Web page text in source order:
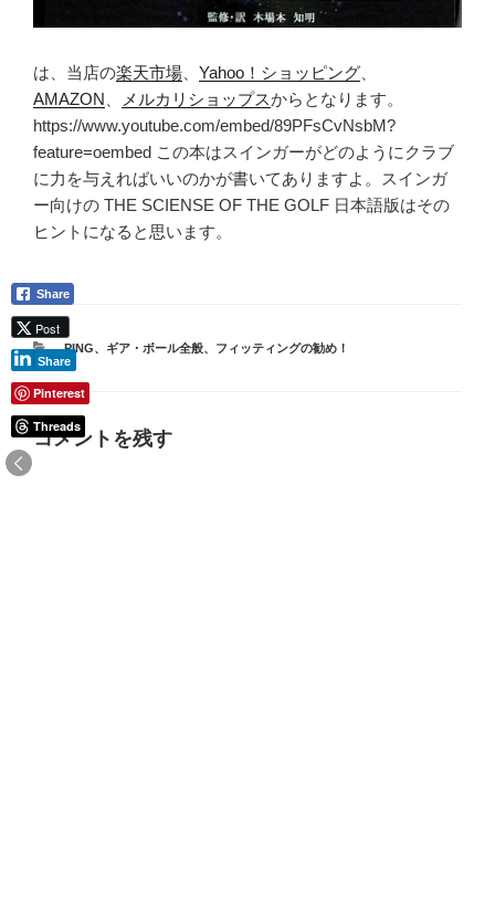
は、当店の楽天市場 Yahoo！ショッピング
AMAZON
メルカリショップスからとなります。
https://www.youtube.com/embed/89PFsCvNsbM?
feature=oembed この本はスインガーがどのようにクラブ
に力を与えればいいのかが書いてありますよ。スインガ
ー向けの THE SCIENSE OF THE GOLF 日本語版はその
ヒントになると思います。
カ
テ
ゴ
リ
ー
PING、 ギア・ボール全般、 フィッティングの勧め！
コメントを残す
Share
Post
Share
Pinterest
Threads